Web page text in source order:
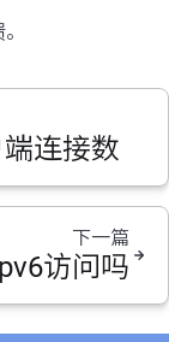
连接数
下一篇
访问吗